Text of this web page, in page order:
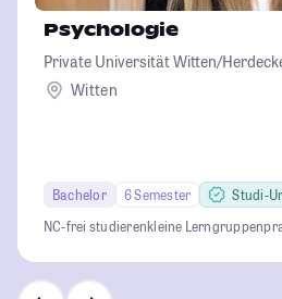
Psychologie
Private Universität Witten/
Witten
Bachelor 6 Semester
Studi-
NC-frei studierenkleine Lerngruppen